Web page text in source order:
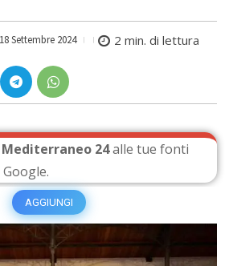
18 Settembre 2024 2 min. di lettura
24alle tue fonti
AGGIUNGI